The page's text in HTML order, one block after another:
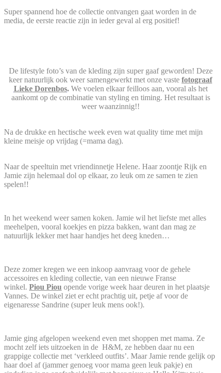
Super spannend hoe de collectie ontvangen gaat worden in de
media, de eerste reactie zijn in ieder geval al erg positief!
De lifestyle foto’s van de kleding zijn super gaaf geworden! Deze
keer natuurlijk ook weer samengewerkt met onze vaste fotograaf
Lieke Dorenbos. We voelen elkaar feilloos aan, vooral als het
aankomt op de combinatie van styling en timing. Het resultaat is
weer waanzinnig!!
Na de drukke en hectische week even wat quality time met mijn
kleine meisje op vrijdag (=mama dag).
Naar de speeltuin met vriendinnetje Helene. Haar zoontje Rijk en
Jamie zijn helemaal dol op elkaar, zo leuk om ze samen te zien
spelen!!
In het weekend weer samen koken. Jamie wil het liefste met alles
meehelpen, vooral koekjes en pizza bakken, want dan mag ze
natuurlijk lekker met haar handjes het deeg kneden…
Deze zomer kregen we een inkoop aanvraag voor de gehele
accessoires en kleding collectie, van een nieuwe Franse
winkel. Piou Piou opende vorige week haar deuren in het plaatsje
Vannes. De winkel ziet er echt prachtig uit, petje af voor de
eigenaresse Sandrine (super leuk mens ook!).
Jamie ging afgelopen weekend even met shoppen met mama. Ze
mocht zelf iets uitzoeken in de H&M, ze hebben daar nu een
grappige collectie met ‘verkleed outfits’. Maar Jamie rende gelijk op
haar doel af (jammer genoeg voor mama geen leuk pakje) en